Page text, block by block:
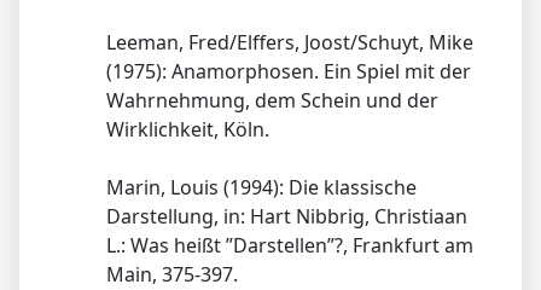
Leeman, Fred/Elffers, Joost/Schuyt, Mike
(1975): Anamorphosen. Ein Spiel mit der
Wahrnehmung, dem Schein und der
Wirklichkeit, Köln.
Marin, Louis (1994): Die klassische
Darstellung, in: Hart Nibbrig, Christiaan
L.: Was heißt ”Darstellen”?, Frankfurt am
Main, 375-397.